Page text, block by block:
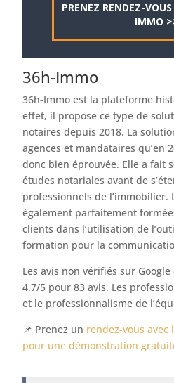
PRENEZ RENDEZ-
IMMO
36h-Immo
36h-Immo est la plateforme
effet, il propose ce type de
notaires depuis 2018. La
agences et mandataires qu’en
donc bien éprouvée. Elle a fait
études notariales avant de
professionnels de l’immobilier.
également parfaitement
clients dans l’utilisation de
formation pour la
Les avis non vérifiés sur
4.7/5 pour 83 avis. Les
et le professionnalisme de
📌 Prenez un rendez-vous avec
pour une démonstration